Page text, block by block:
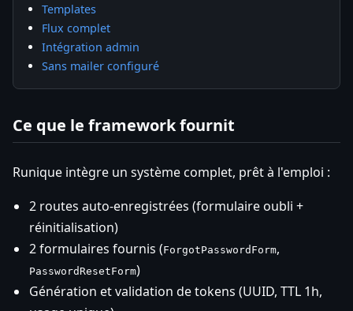
Templates
Flux complet
Intégration admin
Sans mailer configuré
Ce que le framework fournit
Runique intègre un système complet, prêt à l'emploi :
2 routes auto-enregistrées (formulaire oubli +
réinitialisation)
2 formulaires fournis (ForgotPasswordForm,
PasswordResetForm)
Génération et validation de tokens (UUID, TTL 1h,